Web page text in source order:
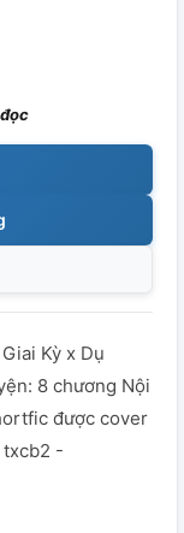
Kỳ x Dụ
8 chương Nội
được cover
txcb2 -